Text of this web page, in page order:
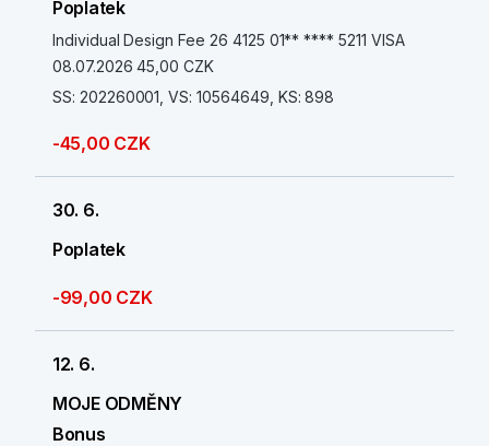
Poplatek
Individual Design Fee 26 4125 01** **** 5211 VISA
08.07.2026 45,00 CZK
SS: 202260001, VS: 10564649, KS: 898
-45,00 CZK
30. 6.
Poplatek
-99,00 CZK
12. 6.
MOJE ODMĚNY
Bonus